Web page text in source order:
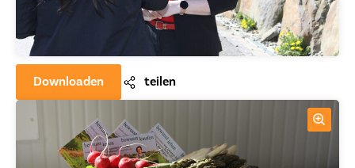
Downloaden teilen